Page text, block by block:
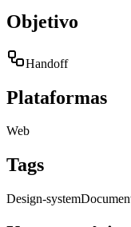
Objetivo
Handoff
Plataformas
Web
Tags
Design-system